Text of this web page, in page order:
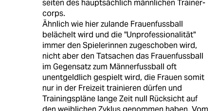
seiten des hauptsächlich männlichen Trainer-
corps.
Ähnlich wie hier zulande Frauenfussball
belächelt wird und die "Unprofessionalität"
immer den Spielerinnen zugeschoben wird,
nicht aber den Tatsachen das Frauenfussball
im Gegensatz zum Männerfussball oft
unentgeldlich gespielt wird, die Frauen somit
nur in der Freizeit trainieren dürfen und
Trainingspläne lange Zeit null Rücksicht auf